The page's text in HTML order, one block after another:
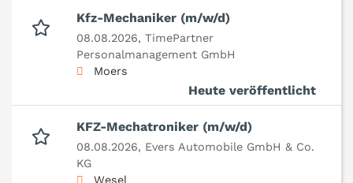
Kfz-Mechaniker (m/w/d)
08.08.2026, TimePartner
Personalmanagement GmbH
Moers
Heute veröffentlicht
KFZ-Mechatroniker (m/w/d)
08.08.2026, Evers Automobile GmbH & Co.
KG
Wesel